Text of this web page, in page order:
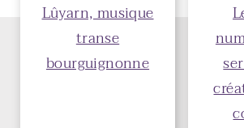
Lûyarn, musique
transe
bourguignonne